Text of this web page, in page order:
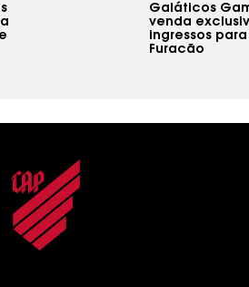
Galáticos
venda
ingressos
Furacão